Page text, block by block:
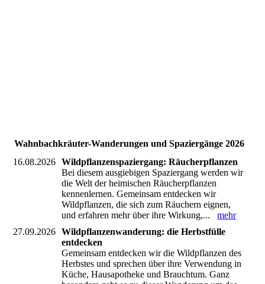
Wahnbachkräuter-Wanderungen und Spaziergänge 2026
16.08.2026
Wildpflanzenspaziergang: Räucherpflanzen
Bei diesem ausgiebigen Spaziergang werden wir
die Welt der heimischen Räucherpflanzen
kennenlernen. Gemeinsam entdecken wir
Wildpflanzen, die sich zum Räuchern eignen,
und erfahren mehr über ihre Wirkung,...mehr
27.09.2026
Wildpflanzenwanderung: die Herbstfülle
entdecken
Gemeinsam entdecken wir die Wildpflanzen des
Herbstes und sprechen über ihre Verwendung in
Küche, Hausapotheke und Brauchtum. Ganz